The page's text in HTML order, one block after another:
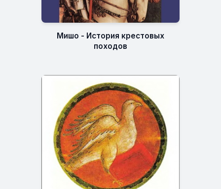
Мишо - История крестовых
походов